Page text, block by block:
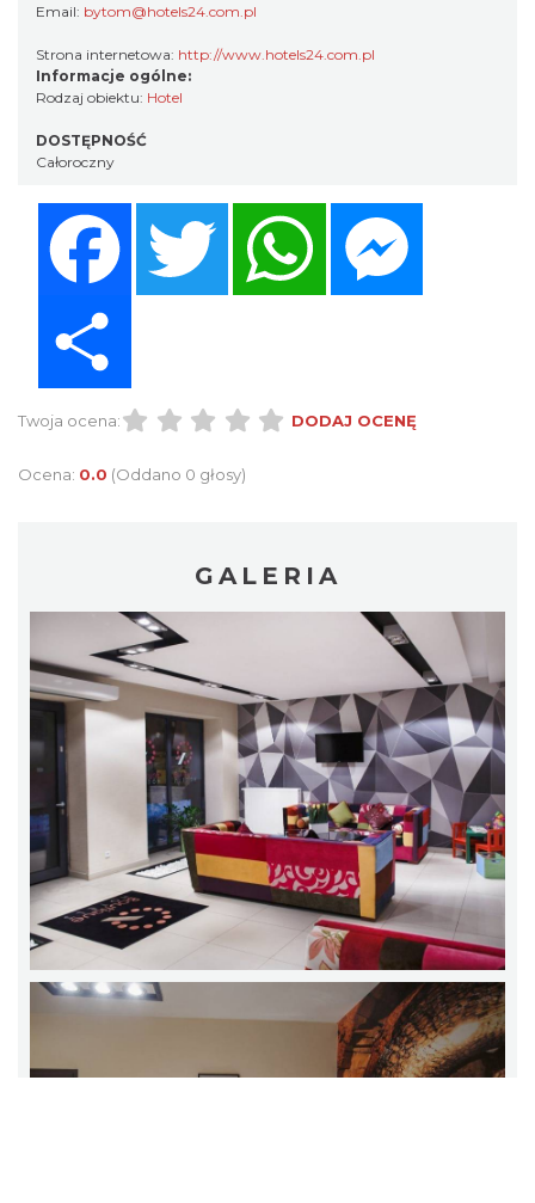
Email: bytom@hotels24.com.pl
Strona internetowa: http://www.hotels24.com.pl
Informacje ogólne:
Rodzaj obiektu: Hotel
DOSTĘPNOŚĆ
Całoroczny
Twitter WhatsApp
Twoja ocena: DODAJ OCENĘ
Ocena: 0.0 (Oddano 0 głosy)
GALERIA